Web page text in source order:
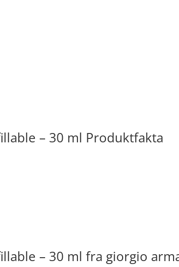
– 30 ml Produktfakta
– 30 ml fra giorgio